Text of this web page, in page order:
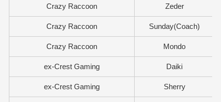
Crazy Raccoon Zeder
Crazy Raccoon Sunday(Coach)
Crazy Raccoon Mondo
ex-Crest Gaming Daiki
ex-Crest Gaming Sherry